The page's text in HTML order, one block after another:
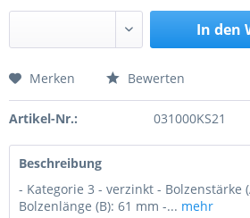
In den
Preis anfragen
Merken Bewerten
Artikel-Nr.: 031000KS21
Beschreibung
- Kategorie 3 - verzinkt - Bolzenstärke
Bolzenlänge (B): 61 mm -... mehr